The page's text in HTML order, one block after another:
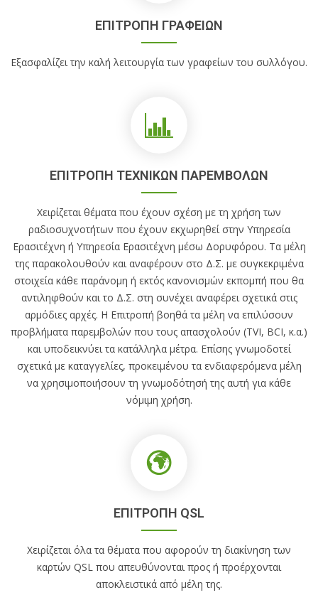
ΕΠΙΤΡΟΠΗ ΓΡΑΦΕΙΩΝ
Εξασφαλίζει την καλή λειτουργία των γραφείων του συλλόγου.
ΕΠΙΤΡΟΠΗ ΤΕΧΝΙΚΩΝ ΠΑΡΕΜΒΟΛΩΝ
Χειρίζεται θέματα που έχουν σχέση με τη χρήση των
ραδιοσυχνοτήτων που έχουν εκχωρηθεί στην Υπηρεσία
Ερασιτέχνη ή Υπηρεσία Ερασιτέχνη μέσω Δορυφόρου. Τα μέλη
της παρακολουθούν και αναφέρουν στο Δ.Σ. με συγκεκριμένα
στοιχεία κάθε παράνομη ή εκτός κανονισμών εκπομπή που θα
αντιληφθούν και το Δ.Σ. στη συνέχει αναφέρει σχετικά στις
αρμόδιες αρχές. Η Επιτροπή βοηθά τα μέλη να επιλύσουν
προβλήματα παρεμβολών που τους απασχολούν (TVI, BCI, κ.α.)
και υποδεικνύει τα κατάλληλα μέτρα. Επίσης γνωμοδοτεί
σχετικά με καταγγελίες, προκειμένου τα ενδιαφερόμενα μέλη
να χρησιμοποιήσουν τη γνωμοδότησή της αυτή για κάθε
νόμιμη χρήση.
ΕΠΙΤΡΟΠΗ QSL
Χειρίζεται όλα τα θέματα που αφορούν τη διακίνηση των
καρτών QSL που απευθύνονται προς ή προέρχονται
αποκλειστικά από μέλη της.